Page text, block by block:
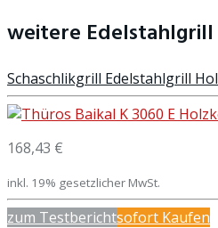
weitere
Schaschlikgrill Edelstahlgrill
168,43 €
inkl. 19% gesetzlicher MwSt.
zum Testberichtsofort Kaufen